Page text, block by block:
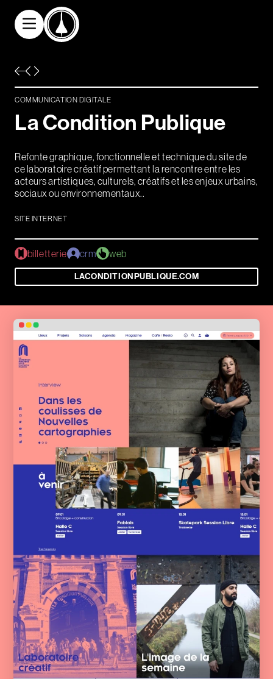
Aller au contenu principal
COMMUNICATION DIGITALE
LaCondition Publique
Refonte graphique, fonctionnelle et technique du site de
ce laboratoire créatif permettant la rencontre entre les
acteurs artistiques, culturels, créatifs et les enjeux urbains,
sociaux ou environnementaux..
SITE INTERNET
billetterie crm web
LACONDITIONPUBLIQUE.COM
Communication
digitale
Communication
graphique
Solutions
billetterie/crm
/web/app
L'agence
Contact
Actualités